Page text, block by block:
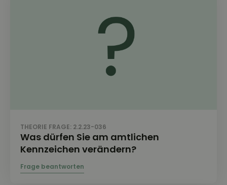
THEORIE FRAGE: 2.2.23-036
Was dürfen Sie am amtlichen
Kennzeichen verändern?